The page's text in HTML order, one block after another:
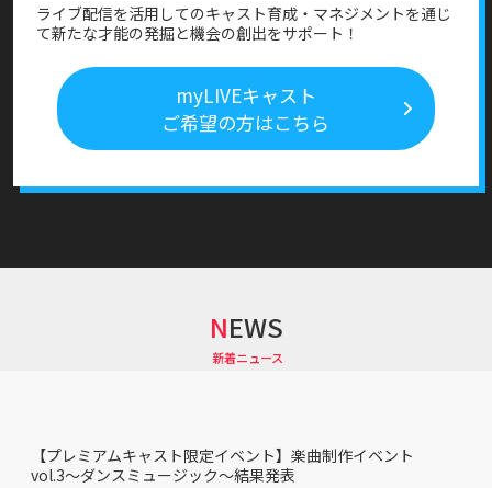
ライブ配信を活用してのキャスト育成・マネジメントを通じ
て新たな才能の発掘と機会の創出をサポート！
myLIVEキャスト
ご希望の方はこちら
NEWS
新着ニュース
【プレミアムキャスト限定イベント】楽曲制作イベント
vol.3〜ダンスミュージック〜結果発表